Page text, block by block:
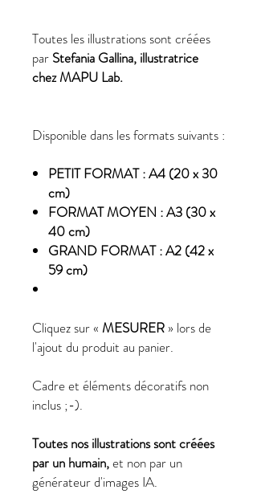
Toutes les illustrations sont créées
par Stefania Gallina, illustratrice
chez MAPU Lab.
Disponible dans les formats suivants :
PETIT FORMAT : A4 (20 x 30
cm)
FORMAT MOYEN : A3 (30 x
40 cm)
GRAND FORMAT : A2 (42 x
59 cm)
Cliquez sur « MESURER » lors de
l'ajout du produit au panier.
Cadre et éléments décoratifs non
inclus ;-).
Toutes nos illustrations sont créées
par un humain,et non par un
générateur d'images IA.